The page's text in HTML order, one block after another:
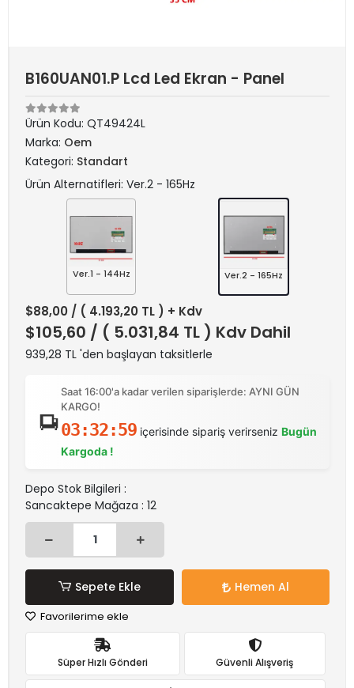
B160UAN01.P Lcd Led Ekran - Panel
Ürün Kodu: QT49424L
Marka: Oem
Kategori: Standart
Ürün Alternatifleri: Ver.2 - 165Hz
Ver.1 - 144Hz Ver.2 - 165Hz
$88,00 / ( 4.193,20 TL ) + Kdv
$105,60 / ( 5.031,84 TL ) Kdv Dahil
939,28 TL 'den başlayan taksitlerle
Saat 16:00'a kadar verilen siparişlerde: AYNI GÜN
KARGO!
03:32:59içerisinde sipariş verirseniz Bugün
Kargoda !
Depo Stok Bilgileri :
Sancaktepe Mağaza : 12
Sepete Ekle Hemen Al
Favorilerime ekle
Süper Hızlı Gönderi Güvenli Alışveriş